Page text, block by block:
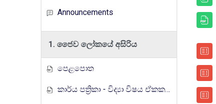
Announcements
1. ජෛව ලෝකයේ අසිරිය
පෙළපොත
කාර්ය පත්‍රිකා - විද්‍යා විෂය ඒකක සංවර්ධන වැඩසටහන, මතුගම අධ්‍යාපන කලාපය